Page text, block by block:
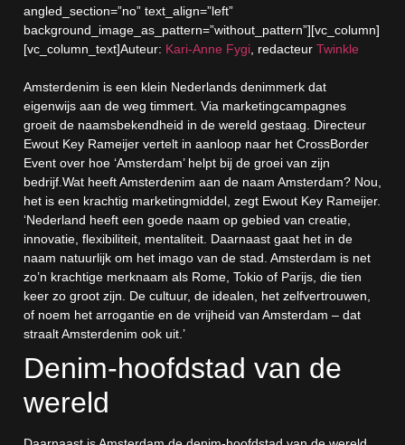
angled_section=”no” text_align=”left”
background_image_as_pattern=”without_pattern”][vc_column]
[vc_column_text]Auteur: Kari-Anne Fygi , redacteur Twinkle
Amsterdenim is een klein Nederlands denimmerk dat
eigenwijs aan de weg timmert. Via marketingcampagnes
groeit de naamsbekendheid in de wereld gestaag. Directeur
Ewout Key Rameijer vertelt in aanloop naar het CrossBorder
Event over hoe ‘Amsterdam’ helpt bij de groei van zijn
bedrijf.Wat heeft Amsterdenim aan de naam Amsterdam? Nou,
het is een krachtig marketingmiddel, zegt Ewout Key Rameijer.
‘Nederland heeft een goede naam op gebied van creatie,
innovatie, flexibiliteit, mentaliteit. Daarnaast gaat het in de
naam natuurlijk om het imago van de stad. Amsterdam is net
zo’n krachtige merknaam als Rome, Tokio of Parijs, die tien
keer zo groot zijn. De cultuur, de idealen, het zelfvertrouwen,
of noem het arrogantie en de vrijheid van Amsterdam – dat
straalt Amsterdenim ook uit.’
Denim-hoofdstad van de
wereld